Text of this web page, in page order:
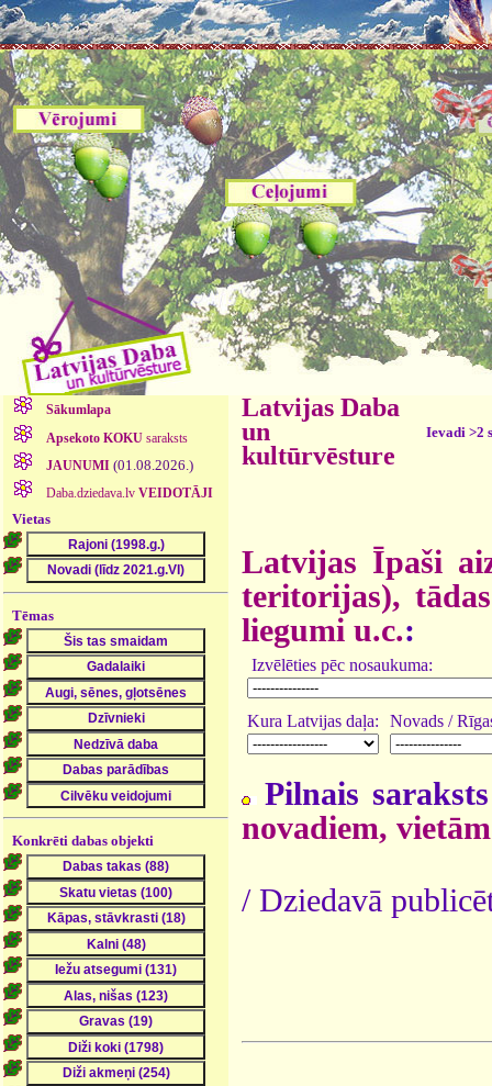
Sākumlapa
Apsekoto KOKUsaraksts
JAUNUMI (01.08.2026.)
Daba.dziedava.lv VEIDOTĀJI
Vietas
Tēmas
Konkrēti dabas objekti
Latvijas Daba
un
kultūrvēsture
Ievadi >2
Latvijas Īpaši
teritorijas),
liegumi u.c.:
Izvēlēties pēc nosaukuma:
Kura Latvijas daļa: Novads /
Pilnais
novadiem, vietām
/ Dziedavā